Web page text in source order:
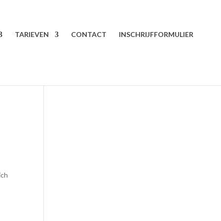
TARIEVEN CONTACT INSCHRIJFFORMULIER